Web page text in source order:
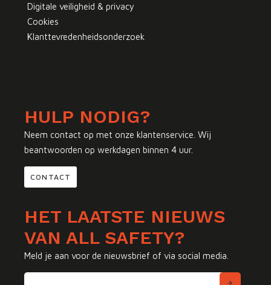
Digitale veiligheid & privacy
Cookies
Klanttevredenheidsonderzoek
HULP NODIG?
Neem contact op met onze klantenservice. Wij
beantwoorden op werkdagen binnen 4 uur.
CONTACT
HET LAATSTE NIEUWS
VAN ALL SAFETY?
Meld je aan voor de nieuwsbrief of via social media.